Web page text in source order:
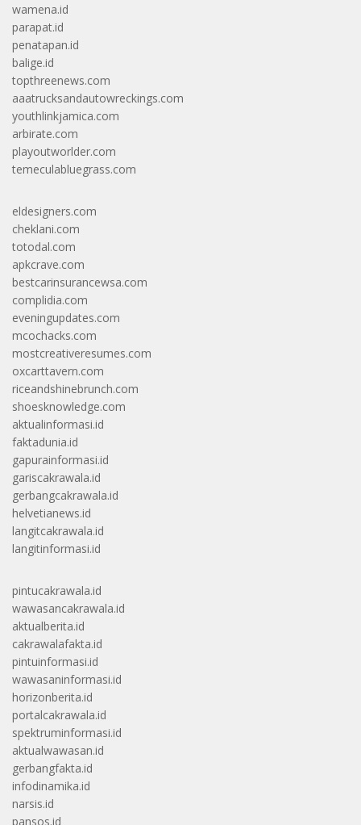
wamena.id
parapat.id
penatapan.id
balige.id
topthreenews.com
aaatrucksandautowreckings.com
youthlinkjamica.com
arbirate.com
playoutworlder.com
temeculabluegrass.com
eldesigners.com
cheklani.com
totodal.com
apkcrave.com
bestcarinsurancewsa.com
complidia.com
eveningupdates.com
mcochacks.com
mostcreativeresumes.com
oxcarttavern.com
riceandshinebrunch.com
shoesknowledge.com
aktualinformasi.id
faktadunia.id
gapurainformasi.id
gariscakrawala.id
gerbangcakrawala.id
helvetianews.id
langitcakrawala.id
langitinformasi.id
pintucakrawala.id
wawasancakrawala.id
aktualberita.id
cakrawalafakta.id
pintuinformasi.id
wawasaninformasi.id
horizonberita.id
portalcakrawala.id
spektruminformasi.id
aktualwawasan.id
gerbangfakta.id
infodinamika.id
narsis.id
pansos.id